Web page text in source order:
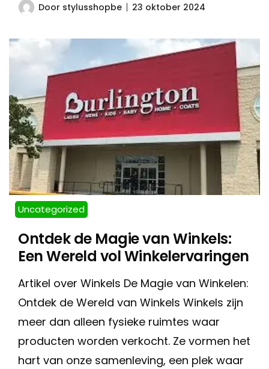
Door stylusshopbe 23 oktober 2024
Uncategorized
Ontdek de Magie van Winkels:
Een Wereld vol Winkelervaringen
Artikel over Winkels De Magie van Winkelen:
Ontdek de Wereld van Winkels Winkels zijn
meer dan alleen fysieke ruimtes waar
producten worden verkocht. Ze vormen het
hart van onze samenleving, een plek waar